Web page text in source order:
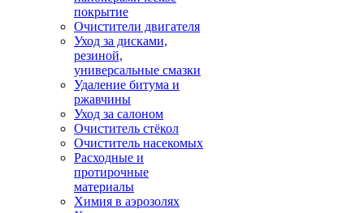
покрытие
Очистители двигателя
Уход за дисками,
резиной,
универсальные смазки
Удаление битума и
ржавчины
Уход за салоном
Очиститель стёкол
Очиститель насекомых
Расходные и
протирочные
материалы
Химия в аэрозолях